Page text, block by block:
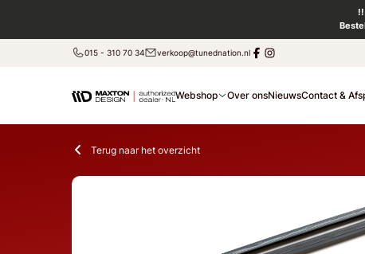
015 - 310 70 34 verkoop@tunednation.nl
Webshop Over onsNieuwsContact &
Terug naar het overzicht